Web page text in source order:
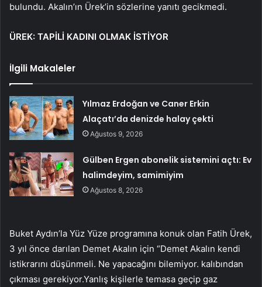
bulundu. Akalın’ın Ürek’in sözlerine yanıtı gecikmedi.
ÜREK: TAPİLİ KADINI OLMAK İSTİYOR
İlgili Makaleler
Yılmaz Erdoğan ve Caner Erkin
Alaçatı’da denizde halay çekti
Ağustos 9, 2026
Gülben Ergen abonelik sistemini açtı: Ev
halimdeyim, samimiyim
Ağustos 8, 2026
Buket Aydın’la Yüz Yüze programına konuk olan Fatih Ürek,
3 yıl önce darılan Demet Akalın için “Demet Akalın kendi
istikrarını düşünmeli. Ne yapacağını bilemiyor. kalıbından
çıkması gerekiyor.Yanlış kişilerle temasa geçip gaz